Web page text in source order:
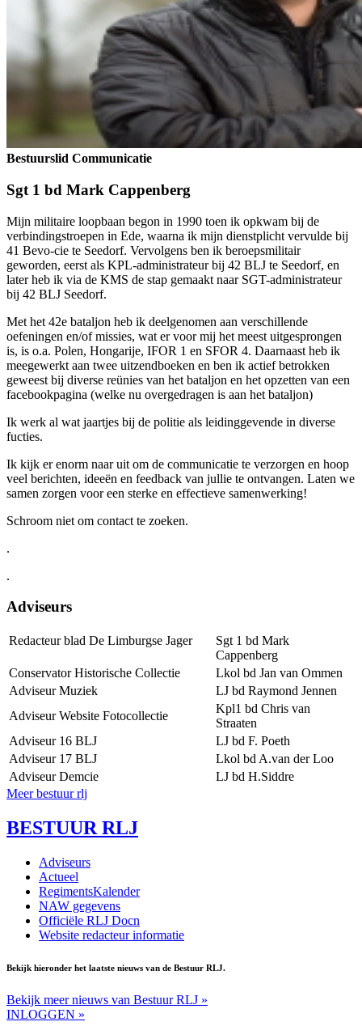
Bestuurslid Communicatie
Sgt 1 bd Mark Cappenberg
Mijn militaire loopbaan begon in 1990 toen ik opkwam bij de
verbindingstroepen in Ede, waarna ik mijn dienstplicht vervulde bij
41 Bevo-cie te Seedorf. Vervolgens ben ik beroepsmilitair
geworden, eerst als KPL-administrateur bij 42 BLJ te Seedorf, en
later heb ik via de KMS de stap gemaakt naar SGT-administrateur
bij 42 BLJ Seedorf.
Met het 42e bataljon heb ik deelgenomen aan verschillende
oefeningen en/of missies, wat er voor mij het meest uitgesprongen
is, is o.a. Polen, Hongarije, IFOR 1 en SFOR 4. Daarnaast heb ik
meegewerkt aan twee uitzendboeken en ben ik actief betrokken
geweest bij diverse reünies van het bataljon en het opzetten van een
facebookpagina (welke nu overgedragen is aan het bataljon)
Ik werk al wat jaartjes bij de politie als leidinggevende in diverse
fucties.
Ik kijk er enorm naar uit om de communicatie te verzorgen en hoop
veel berichten, ideeën en feedback van jullie te ontvangen. Laten we
samen zorgen voor een sterke en effectieve samenwerking!
Schroom niet om contact te zoeken.
.
.
Adviseurs
Redacteur blad De Limburgse Jager
Sgt 1 bd Mark
Cappenberg
Conservator Historische Collectie
Lkol bd Jan van Ommen
Adviseur Muziek
LJ bd Raymond Jennen
Adviseur Website Fotocollectie
Kpl1 bd Chris van
Straaten
Adviseur 16 BLJ
LJ bd F. Poeth
Adviseur 17 BLJ
Lkol bd A.van der Loo
Adviseur Demcie
LJ bd H.Siddre
Meer bestuur rlj
BESTUUR RLJ
Adviseurs
Actueel
RegimentsKalender
NAW gegevens
Officiële RLJ Docn
Website redacteur informatie
Bekijk hieronder het laatste nieuws van de Bestuur RLJ.
Bekijk meer nieuws van Bestuur RLJ »
INLOGGEN »